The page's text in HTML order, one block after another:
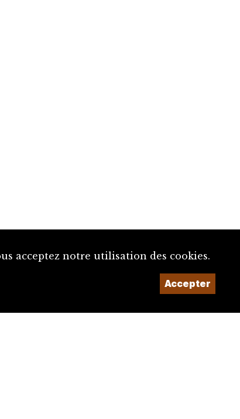
acceptez notre utilisation des cookies.
Accepter